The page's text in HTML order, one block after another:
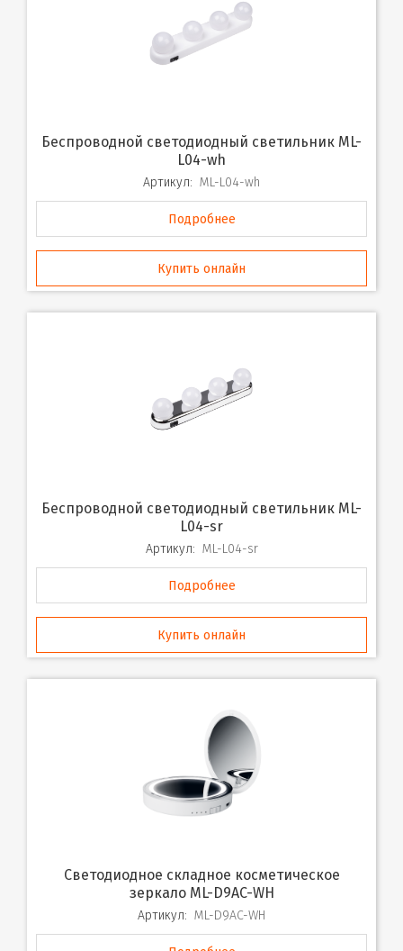
Беспроводной светодиодный светильник ML-
L04-wh
Артикул: ML-L04-wh
Подробнее
Купить онлайн
Беспроводной светодиодный светильник ML-
L04-sr
Артикул: ML-L04-sr
Подробнее
Купить онлайн
Светодиодное складное косметическое
зеркало ML-D9AC-WH
Артикул: ML-D9AC-WH